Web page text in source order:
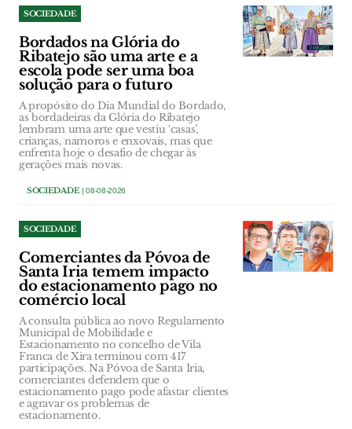
SOCIEDADE
Bordados na Glória do
Ribatejo são uma arte e a
escola pode ser uma boa
solução para o futuro
A propósito do Dia Mundial do Bordado,
as bordadeiras da Glória do Ribatejo
lembram uma arte que vestiu ‘casas’,
crianças, namoros e enxovais, mas que
enfrenta hoje o desafio de chegar às
gerações mais novas.
SOCIEDADE| 08-08-2026
SOCIEDADE
Comerciantes da Póvoa de
Santa Iria temem impacto
do estacionamento pago no
comércio local
A consulta pública ao novo Regulamento
Municipal de Mobilidade e
Estacionamento no concelho de Vila
Franca de Xira terminou com 417
participações. Na Póvoa de Santa Iria,
comerciantes defendem que o
estacionamento pago pode afastar clientes
e agravar os problemas de
estacionamento.